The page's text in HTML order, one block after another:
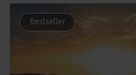
Bestseller